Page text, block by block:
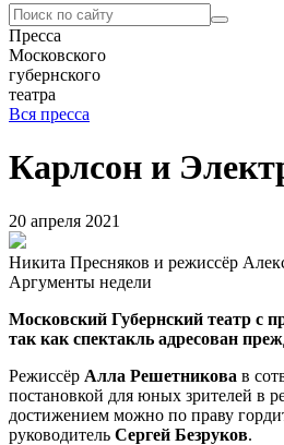
Пресса
Московского
губернского
театра
Вся пресса
Карлсон и
20 апреля 2021
Никита Пресняков и режиссёр
Аргументы недели
Московский Губернский театр с
так как спектакль адресован
Режиссёр Алла Решетникова в
постановкой для юных зрителей в
достижением можно по праву
руководитель Сергей Безруков.